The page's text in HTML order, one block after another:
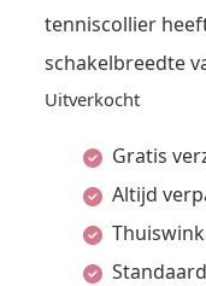
tenniscollier
schakelbreedte
Uitverkocht
Gratis
Altijd